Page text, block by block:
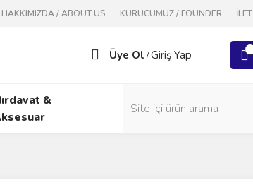
HAKKIMIZDA / ABOUT US KURUCUMUZ / FOUNDER
Üye Ol /Giriş Yap
&